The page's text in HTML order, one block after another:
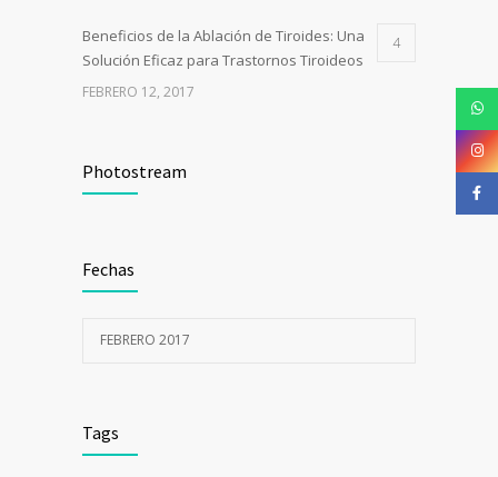
Beneficios de la Ablación de Tiroides: Una
Solución Eficaz para Trastornos Tiroideos
4
FEBRERO 12, 2017
Photostream
Fechas
FEBRERO 2017
Tags